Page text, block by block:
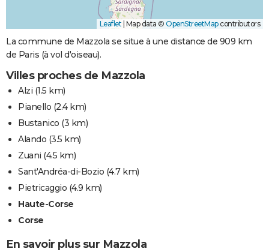
Leaflet Map data © OpenStreetMapcontributors
La commune de Mazzola se situe à une distance de 909 km
de Paris (à vol d'oiseau).
Villes proches de Mazzola
Alzi (1.5 km)
Pianello (2.4 km)
Bustanico (3 km)
Alando (3.5 km)
Zuani (4.5 km)
Sant'Andréa-di-Bozio (4.7 km)
Pietricaggio (4.9 km)
Haute-Corse
Corse
En savoir plus sur Mazzola